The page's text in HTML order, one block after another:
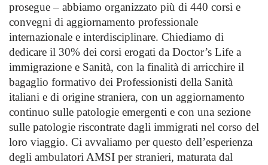
prosegue – abbiamo organizzato più di 440 corsi e
convegni di aggiornamento professionale
internazionale e interdisciplinare. Chiediamo di
dedicare il 30% dei corsi erogati da Doctor’s Life a
immigrazione e Sanità, con la finalità di arricchire il
bagaglio formativo dei Professionisti della Sanità
italiani e di origine straniera, con un aggiornamento
continuo sulle patologie emergenti e con una sezione
sulle patologie riscontrate dagli immigrati nel corso del
loro viaggio. Ci avvaliamo per questo dell’esperienza
degli ambulatori AMSI per stranieri, maturata dal